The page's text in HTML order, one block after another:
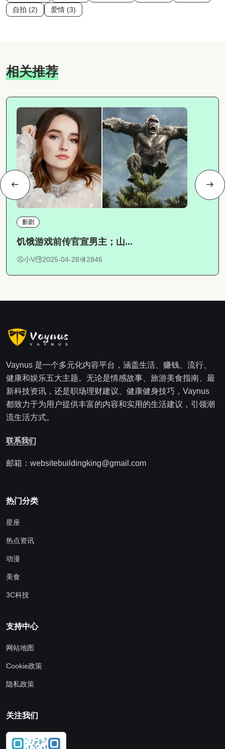
自拍 (2)
爱情 (3)
相关推荐
影剧
饥饿游戏前传官宣男主；山...
小V 2025-04-28 2846
Vaynus 是一个多元化内容平台，涵盖生活、赚钱、流行、
健康和娱乐五大主题。无论是情感故事、旅游美食指南、最
新科技资讯，还是职场理财建议、健康健身技巧，Vaynus
都致力于为用户提供丰富的内容和实用的生活建议，引领潮
流生活方式。
联系我们
邮箱：websitebuildingking@gmail.com
热门分类
星座
热点资讯
动漫
美食
3C科技
支持中心
网站地图
Cookie政策
隐私政策
关注我们